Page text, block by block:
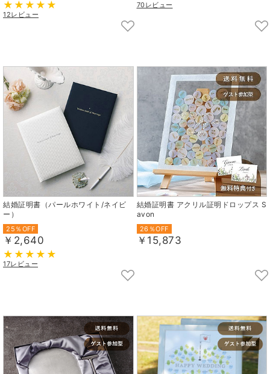
12レビュー
70レビュー
結婚証明書（パールホワイト/ネイビ
ー）
25％OFF
￥2,640
17レビュー
結婚証明書 アクリル証明ドロップス S
avon
26％OFF
￥15,873